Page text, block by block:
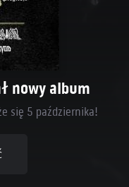
nowy album
się 5 października!